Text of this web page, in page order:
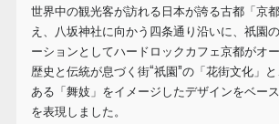
世界中の観光客が訪れる日本が誇る古都「京
え、八坂神社に向かう四条通り沿いに、祇園
ーションとしてハードロックカフェ京都がオー
歴史と伝統が息づく街“祇園”の「花街文化」
ある「舞妓」をイメージしたデザインをベー
を表現しました。